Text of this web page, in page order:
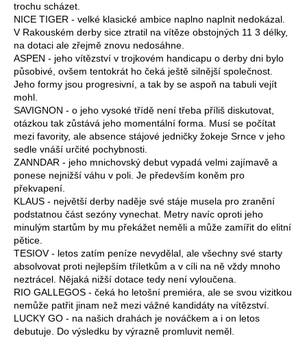
trochu scházet.
NICE TIGER - velké klasické ambice naplno naplnit nedokázal.
V Rakouském derby sice ztratil na vítěze obstojných 11 3 délky,
na dotaci ale zřejmě znovu nedosáhne.
ASPEN - jeho vítězství v trojkovém handicapu o derby dni bylo
působivé, ovšem tentokrát ho čeká ještě silnější společnost.
Jeho formy jsou progresivní, a tak by se aspoň na tabuli vejít
mohl.
SAVIGNON - o jeho vysoké třídě není třeba příliš diskutovat,
otázkou tak zůstává jeho momentální forma. Musí se počítat
mezi favority, ale absence stájové jedničky žokeje Srnce v jeho
sedle vnáší určité pochybnosti.
ZANNDAR - jeho mnichovský debut vypadá velmi zajímavě a
ponese nejnižší váhu v poli. Je především koněm pro
překvapení.
KLAUS - největší derby naděje své stáje musela pro zranění
podstatnou část sezóny vynechat. Metry navíc oproti jeho
minulým startům by mu překážet neměli a může zamířit do elitní
pětice.
TESIOV - letos zatím peníze nevydělal, ale všechny své starty
absolvovat proti nejlepším tříletkům a v cíli na ně vždy mnoho
neztrácel. Nějaká nižší dotace tedy není vyloučena.
RIO GALLEGOS - čeká ho letošní premiéra, ale se svou vizitkou
nemůže patřit jinam než mezi vážné kandidáty na vítězství.
LUCKY GO - na našich drahách je nováčkem a i on letos
debutuje. Do výsledku by výrazně promluvit neměl.